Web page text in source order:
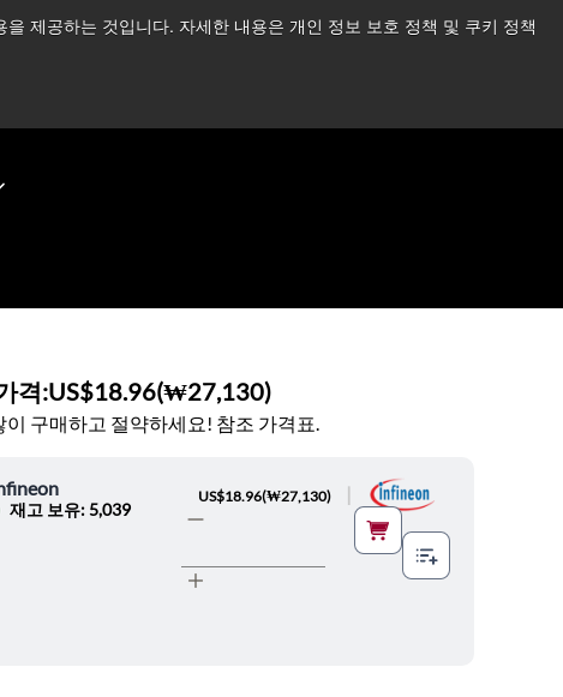
제공하는 것입니다. 자세한 내용은 개인 정보 보호 정책 및 쿠키 정책
습니다. 더 읽어보기 →
격:US$18.96(₩27,130)
이 구매하고 절약하세요! 참조 가격표.
재고 보유: 5,039
US$18.96(₩27,130)